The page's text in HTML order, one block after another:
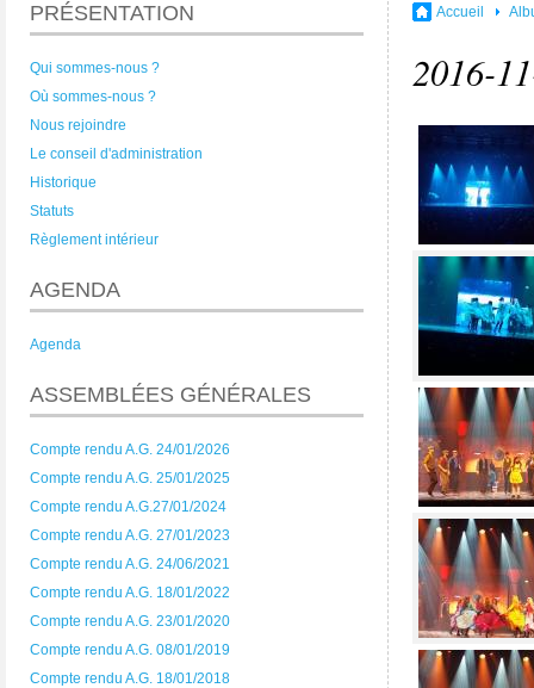
PRÉSENTATION
Qui sommes-nous ?
Où sommes-nous ?
Nous rejoindre
Le conseil d'administration
Historique
Statuts
Règlement intérieur
AGENDA
Agenda
ASSEMBLÉES GÉNÉRALES
Compte rendu A.G. 24/01/2026
Compte rendu A.G. 25/01/2025
Compte rendu A.G.27/01/2024
Compte rendu A.G. 27/01/2023
Compte rendu A.G. 24/06/2021
Compte rendu A.G. 18/01/2022
Compte rendu A.G. 23/01/2020
Compte rendu A.G. 08/01/2019
Compte rendu A.G. 18/01/2018
Accueil
2016-